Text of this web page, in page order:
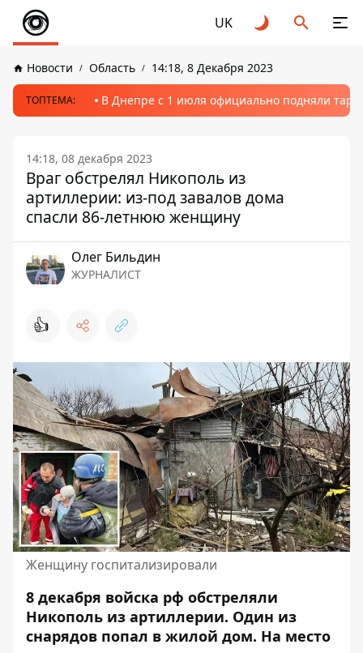
UK
Новости Область 14:18, 8 Декабря 2023
ТОПТЕМА: В Днепре с 1 июля официально подняли
14:18, 08 декабря 2023
Враг обстрелял Никополь из
артиллерии: из-под завалов дома
спасли 86-летнюю женщину
Олег Бильдин
ЖУРНАЛИСТ
👍
Женщину госпитализировали
8 декабря войска рф обстреляли
Никополь из артиллерии. Один из
снарядов попал в жилой дом. На место